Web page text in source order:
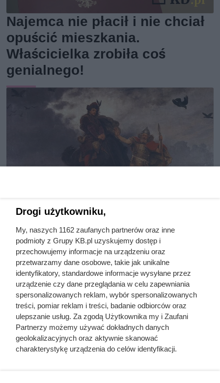
Najemca nie płacił i nie chciał
opuścić mieszkania.
Właścicielka zrobiła coś
genialnego!
Gdyby nie ten król, Polska
zniknęłaby z mapy Europy.
Wrócił z wygnania z zaledwie
500 rycerzami
Drogi użytkowniku,
My, naszych 1162 zaufanych partnerów oraz inne
podmioty z Grupy KB.pl uzyskujemy dostęp i
przechowujemy informacje na urządzeniu oraz
przetwarzamy dane osobowe, takie jak unikalne
identyfikatory, standardowe informacje wysyłane przez
urządzenie czy dane przeglądania w celu zapewniania
spersonalizowanych reklam, wybór spersonalizowanych
treści, pomiar reklam i treści, badanie odbiorców oraz
ulepszanie usług. Za zgodą Użytkownika my i Zaufani
Partnerzy możemy używać dokładnych danych
geolokalizacyjnych oraz aktywnie skanować
charakterystykę urządzenia do celów identyfikacji.